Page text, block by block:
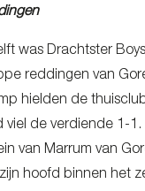
was Drachtster
reddingen van
hielden de
viel de verdiende 1-1.
van Marrum van
hoofd binnen het